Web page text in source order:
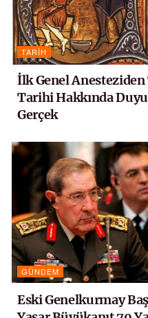
TARIH
İlk Genel Anesteziden
Tarihi Hakkında
Gerçek
GÜNDEM
Eski Genelkurmay